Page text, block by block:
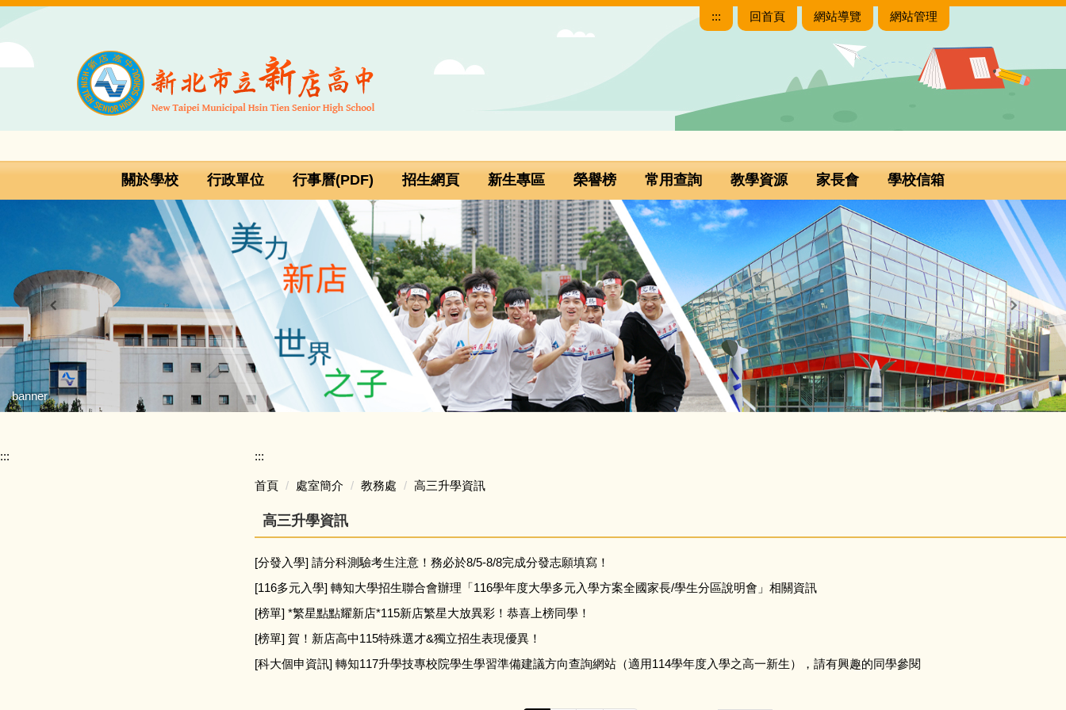
主
::: 回首頁 網站導覽 網站管理
關於學校 行政單位 行事曆(PDF) 招生網頁 新生專區 榮譽榜 常用查詢 教學資源 家長會 學校信箱
banner
::: :::
首頁 處室簡介 教務處 高三升學資訊
高三升學資訊
[分發入學] 請分科測驗考生注意！務必於8/5-8/8完成分發志願填寫！
[116多元入學] 轉知大學招生聯合會辦理「116學年度大學多元入學方案全國家長/學生分區說明會」相關資訊
[榜單] *繁星點點耀新店*115新店繁星大放異彩！恭喜上榜同學！
[榜單] 賀！新店高中115特殊選才&獨立招生表現優異！
[科大個申資訊] 轉知117升學技專校院學生學習準備建議方向查詢網站（適用114學年度入學之高一新生），請有興趣的同學參閱